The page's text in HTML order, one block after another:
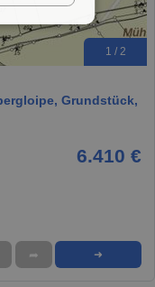
1 / 2
Grundstück,
6.410 €
➦ ➜